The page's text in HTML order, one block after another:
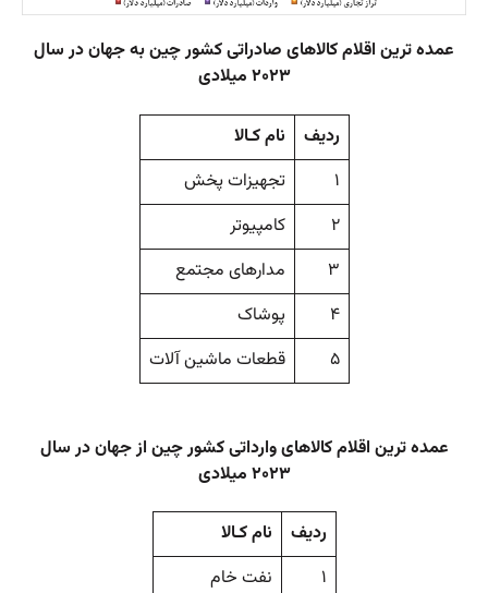
عمده ترین اقلام کالاهای صادراتی کشور چین به جهان در سال
۲۰۲۳ میلادی
رديف
نام كـالا
۱
تجهیزات پخش
۲
کامپیوتر
۳
مدارهای مجتمع
۴
پوشاک
۵
قطعات ماشین آلات
عمده ترین اقلام کالاهای وارداتی کشور چین از جهان در سال
۲۰۲۳ میلادی
رديف
نام كـالا
۱
نفت خام